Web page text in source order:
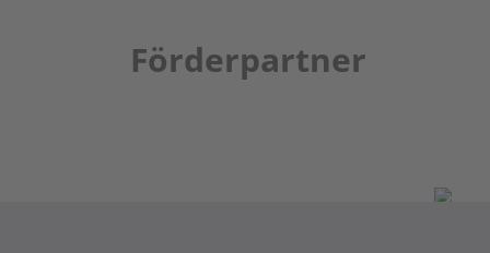
Förderpartner